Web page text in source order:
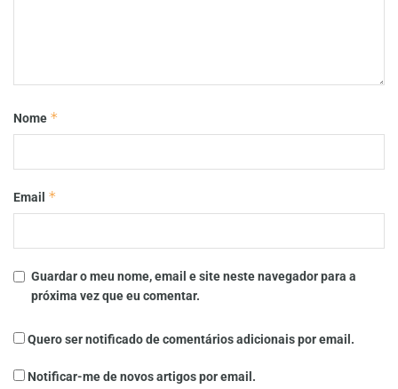
Nome *
Email *
Guardar o meu nome, email e site neste navegador para a
próxima vez que eu comentar.
Quero ser notificado de comentários adicionais por email.
Notificar-me de novos artigos por email.